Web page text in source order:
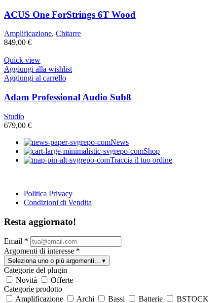
ACUS One ForStrings 6T Wood
Amplificazione, Chitarre
849,00 €
Quick view
Aggiungi alla wishlist
Aggiungi al carrello
Adam Professional Audio Sub8
Studio
679,00 €
News
Shop
Traccia il tuo ordine
Politica Privacy
Condizioni di Vendita
Resta aggiornato!
Email *
Argomenti di interesse *
Seleziona uno o più argomenti... ▾
Categorie del plugin
Novità
Offerte
Categorie prodotto
Amplificazione
Archi Bassi Batterie
BSTOCK